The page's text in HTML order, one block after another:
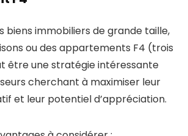
biens immobiliers de grande taille,
ou des appartements F4 (trois
être une stratégie intéressante
cherchant à maximiser leur
et leur potentiel d’appréciation.